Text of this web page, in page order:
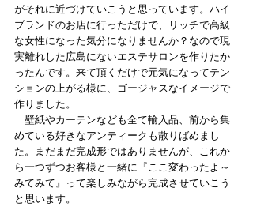
がそれに近づけていこうと思っています。ハイ
ブランドのお店に行っただけで、リッチで高級
な女性になった気分になりませんか？なので現
実離れした広島にないエステサロンを作りたか
ったんです。来て頂くだけで元気になってテン
ションの上がる様に、ゴージャスなイメージで
作りました。
壁紙やカーテンなども全て輸入品、前から集
めている好きなアンティークも散りばめまし
た。まだまだ完成形ではありませんが、これか
ら一つずつお客様と一緒に『ここ変わったよ～
みてみて』って楽しみながら完成させていこう
と思います。